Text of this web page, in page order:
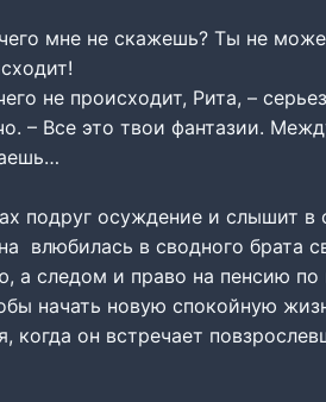
мне не скажешь? Ты не
не происходит, Рита, –
– Все это твои фантазии.
подруг осуждение и слышит
влюбилась в сводного брата
а следом и право на пенсию по
начать новую спокойную
когда он встречает